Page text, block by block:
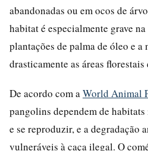
abandonadas ou em ocos de
habitat é especialmente grave
plantações de palma de óleo e
drasticamente as áreas
De acordo com a World Animal
pangolins dependem de
e se reproduzir, e a degradação
vulneráveis à caça ilegal. O